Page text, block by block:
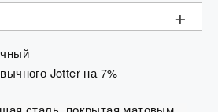
+
Jotter на 7%